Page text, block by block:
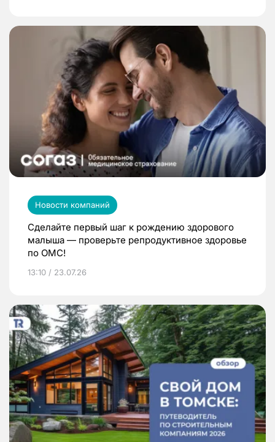
Новости компаний
Сделайте первый шаг к рождению здорового
малыша — проверьте репродуктивное здоровье
по ОМС!
13:10 / 23.07.26